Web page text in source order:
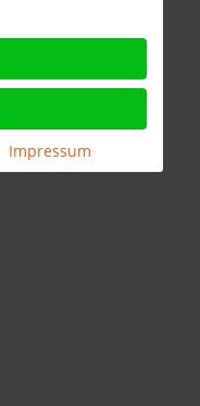
Impressum